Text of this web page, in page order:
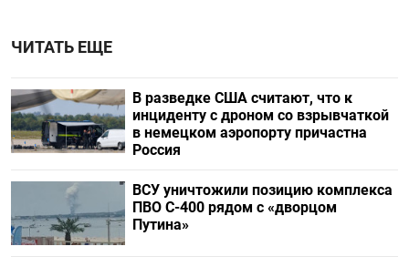
ЧИТАТЬ ЕЩЕ
В разведке США считают, что к
инциденту с дроном со взрывчаткой
в немецком аэропорту причастна
Россия
ВСУ уничтожили позицию комплекса
ПВО С-400 рядом с «дворцом
Путина»